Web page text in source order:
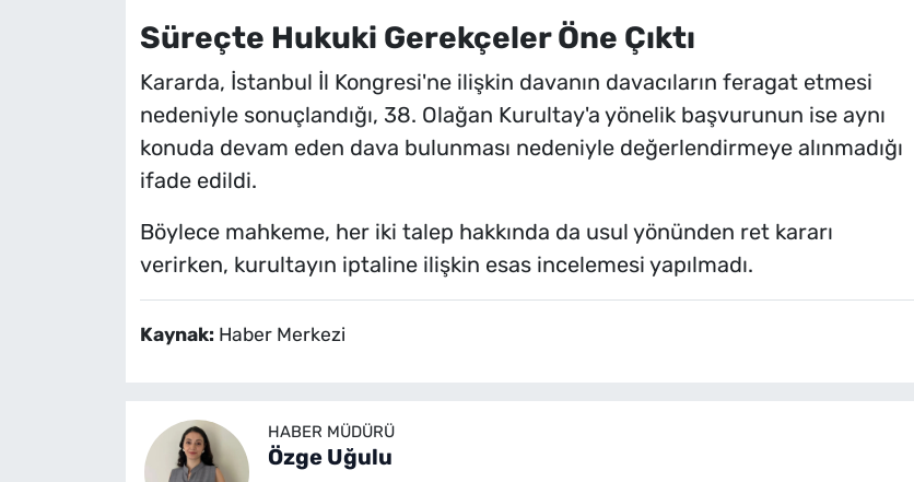
Süreçte Hukuki Gerekçeler Öne Çıktı
Kararda, İstanbul İl Kongresi'ne ilişkin davanın davacıların feragat etmesi
nedeniyle sonuçlandığı, 38. Olağan Kurultay'a yönelik başvurunun ise aynı
konuda devam eden dava bulunması nedeniyle değerlendirmeye alınmadığı
ifade edildi.
Böylece mahkeme, her iki talep hakkında da usul yönünden ret kararı
verirken, kurultayın iptaline ilişkin esas incelemesi yapılmadı.
Kaynak: Haber Merkezi
HABER MÜDÜRÜ
Özge Uğulu